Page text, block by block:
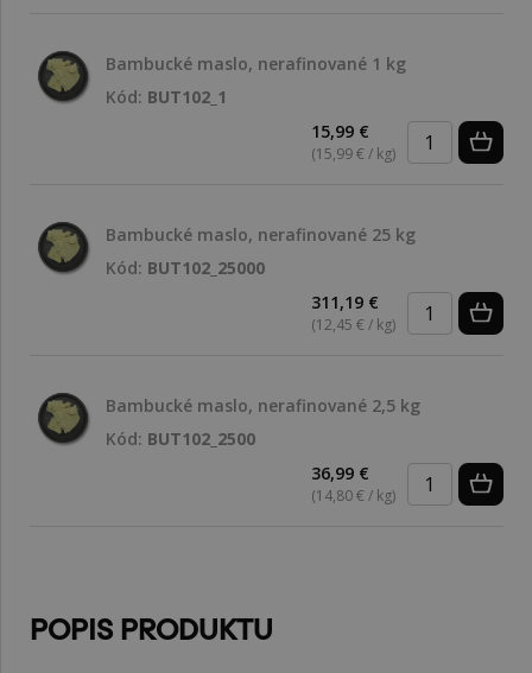
Bambucké maslo, nerafinované 1 kg
Kód: BUT102_1
15,99 €
(15,99 € / kg)
Bambucké maslo, nerafinované 25 kg
Kód: BUT102_25000
311,19 €
(12,45 € / kg)
Bambucké maslo, nerafinované 2,5 kg
Kód: BUT102_2500
36,99 €
(14,80 € / kg)
POPIS PRODUKTU